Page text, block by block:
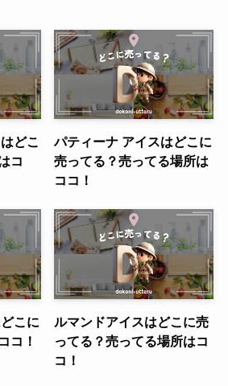
どこ
コ
パティーナ アイスはどこに
売ってる？売ってる場所は
ココ！
こに
コ！
ルマンドアイスはどこに売
ってる？売ってる場所はコ
コ！